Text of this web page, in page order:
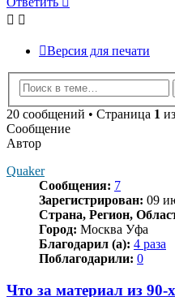
Версия для печати
20 сообщений • Страница 1 из
Сообщение
Автор
Quaker
Сообщения: 7
Зарегистрирован: 09
Страна, Регион,
Город: Москва Уфа
Благодарил (а): 4 раза
Поблагодарили: 0
Что за материал из